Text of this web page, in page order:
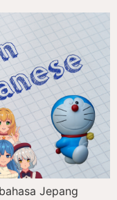
Jepang